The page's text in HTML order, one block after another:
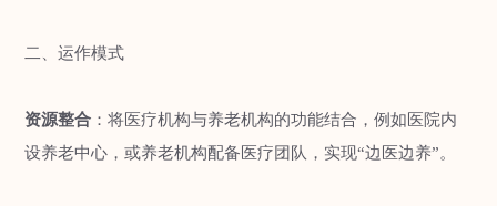
二、运作模式
资源整合‌ ：将医疗机构与养老机构的功能结合，例如医院内
设养老中心，或养老机构配备医疗团队，实现“边医边养”‌。